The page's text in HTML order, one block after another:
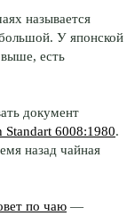
называется
У японской
выше, есть
документ
6008:1980.
назад чайная
по чаю —